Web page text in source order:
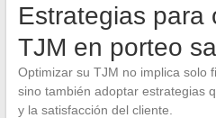
Estrategias para
TJM en porteo
Optimizar su TJM no implica solo
sino también adoptar estrategias
y la satisfacción del cliente.